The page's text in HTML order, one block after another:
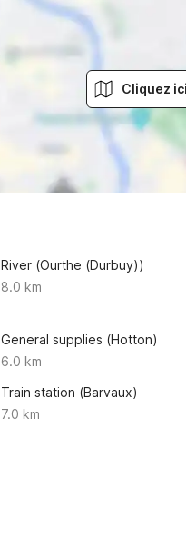
Cliquez
River (Ourthe (Durbuy))
8.0 km
General supplies (Hotton)
6.0 km
Train station (Barvaux)
7.0 km